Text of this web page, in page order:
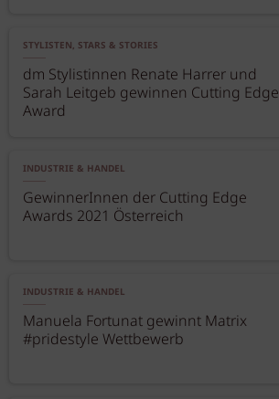
STYLISTEN, STARS & STORIES
dm Stylistinnen Renate Harrer und
Sarah Leitgeb gewinnen Cutting Edge
Award
INDUSTRIE & HANDEL
GewinnerInnen der Cutting Edge
Awards 2021 Österreich
INDUSTRIE & HANDEL
Manuela Fortunat gewinnt Matrix
#pridestyle Wettbewerb